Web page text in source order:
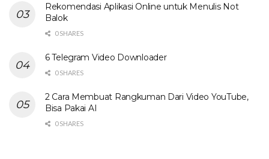
Rekomendasi Aplikasi Online untuk Menulis Not
Balok
0 SHARES
6 Telegram Video Downloader
0 SHARES
2 Cara Membuat Rangkuman Dari Video YouTube,
Bisa Pakai AI
0 SHARES